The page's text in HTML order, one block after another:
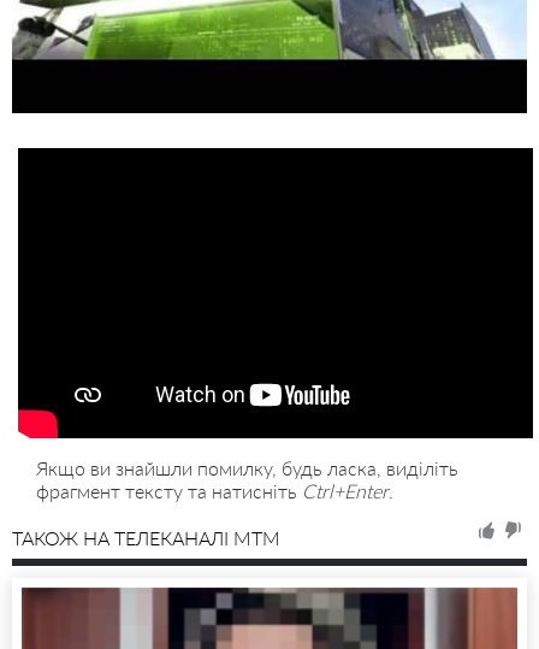
Якщо ви знайшли помилку, будь ласка, виділіть
фрагмент тексту та натисніть Ctrl+Enter.
ТАКОЖ НА ТЕЛЕКАНАЛІ MTM